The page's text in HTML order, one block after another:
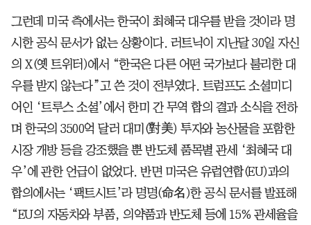
그런데 미국 측에서는 한국이 최혜국 대우를 받을 것이라 명
시한 공식 문서가 없는 상황이다. 러트닉이 지난달 30일 자신
의 X(옛 트위터)에서 “한국은 다른 어떤 국가보다 불리한 대
우를 받지 않는다”고 쓴 것이 전부였다. 트럼프도 소셜미디
어인 ‘트루스 소셜’에서 한미 간 무역 합의 결과 소식을 전하
며 한국의 3500억 달러 대미(對美) 투자와 농산물을 포함한
시장 개방 등을 강조했을 뿐 반도체 품목별 관세 ‘최혜국 대
우’에 관한 언급이 없었다. 반면 미국은 유럽연합(EU)과의
합의에서는 ‘팩트시트’라 명명(命名)한 공식 문서를 발표해
“EU의 자동차와 부품, 의약품과 반도체 등에 15% 관세율을